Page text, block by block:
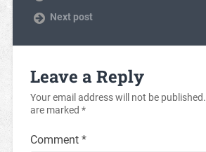
Next post
Leave a Reply
Your email address will not be published.
are marked *
Comment *